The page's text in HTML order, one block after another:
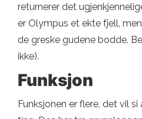
returnerer det
er Olympus et ekte fjell,
de greske gudene bodde.
ikke).
Funksjon
Funksjonen er flere, det vil